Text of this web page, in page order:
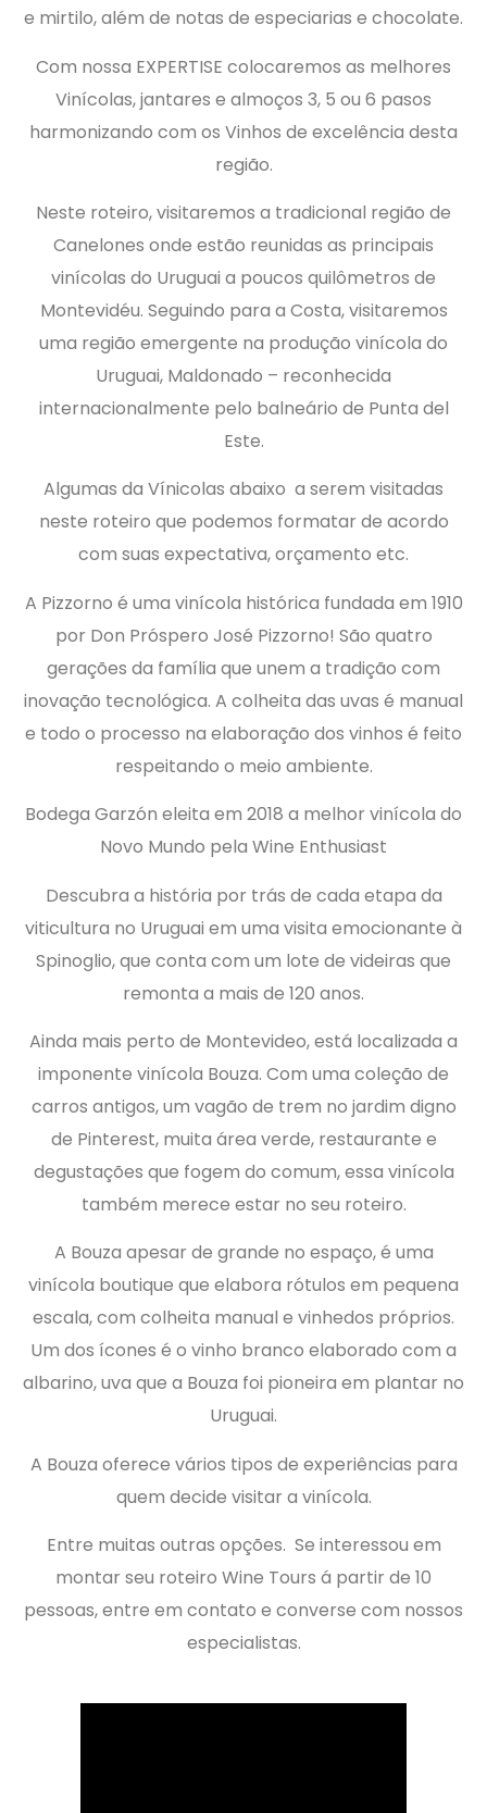
e mirtilo, além de notas de especiarias e chocolate.
Com nossa EXPERTISE colocaremos as melhores
Vinícolas, jantares e almoços 3, 5 ou 6 pasos
harmonizando com os Vinhos de excelência desta
região.
Neste roteiro, visitaremos a tradicional região de
Canelones onde estão reunidas as principais
vinícolas do Uruguai a poucos quilômetros de
Montevidéu. Seguindo para a Costa, visitaremos
uma região emergente na produção vinícola do
Uruguai, Maldonado – reconhecida
internacionalmente pelo balneário de Punta del
Este.
Algumas da Vínicolas abaixo a serem visitadas
neste roteiro que podemos formatar de acordo
com suas expectativa, orçamento etc.
A Pizzorno é uma vinícola histórica fundada em 1910
por Don Próspero José Pizzorno! São quatro
gerações da família que unem a tradição com
inovação tecnológica. A colheita das uvas é manual
e todo o processo na elaboração dos vinhos é feito
respeitando o meio ambiente.
Bodega Garzón eleita em 2018 a melhor vinícola do
Novo Mundo pela Wine Enthusiast
Descubra a história por trás de cada etapa da
viticultura no Uruguai em uma visita emocionante à
Spinoglio, que conta com um lote de videiras que
remonta a mais de 120 anos.
Ainda mais perto de Montevideo, está localizada a
imponente vinícola Bouza. Com uma coleção de
carros antigos, um vagão de trem no jardim digno
de Pinterest, muita área verde, restaurante e
degustações que fogem do comum, essa vinícola
também merece estar no seu roteiro.
A Bouza apesar de grande no espaço, é uma
vinícola boutique que elabora rótulos em pequena
escala, com colheita manual e vinhedos próprios.
Um dos ícones é o vinho branco elaborado com a
albarino, uva que a Bouza foi pioneira em plantar no
Uruguai.
A Bouza oferece vários tipos de experiências para
quem decide visitar a vinícola.
Entre muitas outras opções. Se interessou em
montar seu roteiro Wine Tours á partir de 10
pessoas, entre em contato e converse com nossos
especialistas.